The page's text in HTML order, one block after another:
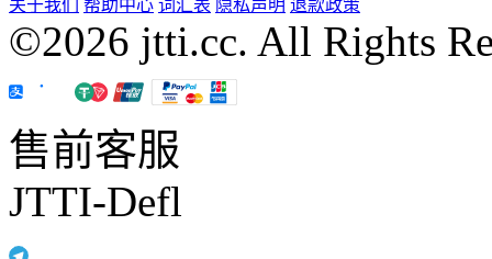
关于我们 帮助中心 词汇表 隐私声明 退款政策
©2026 jtti.cc. All Rights
售前客服
JTTI-Defl